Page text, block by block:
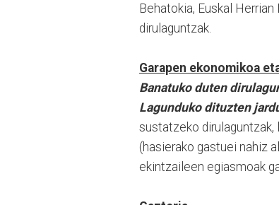
Behatokia, Euskal Herrian
dirulaguntzak.
Garapen ekonomikoa
Banatuko duten
Lagunduko dituzten
sustatzeko dirulaguntzak,
(hasierako gastuei nahiz
ekintzaileen egiasmoak